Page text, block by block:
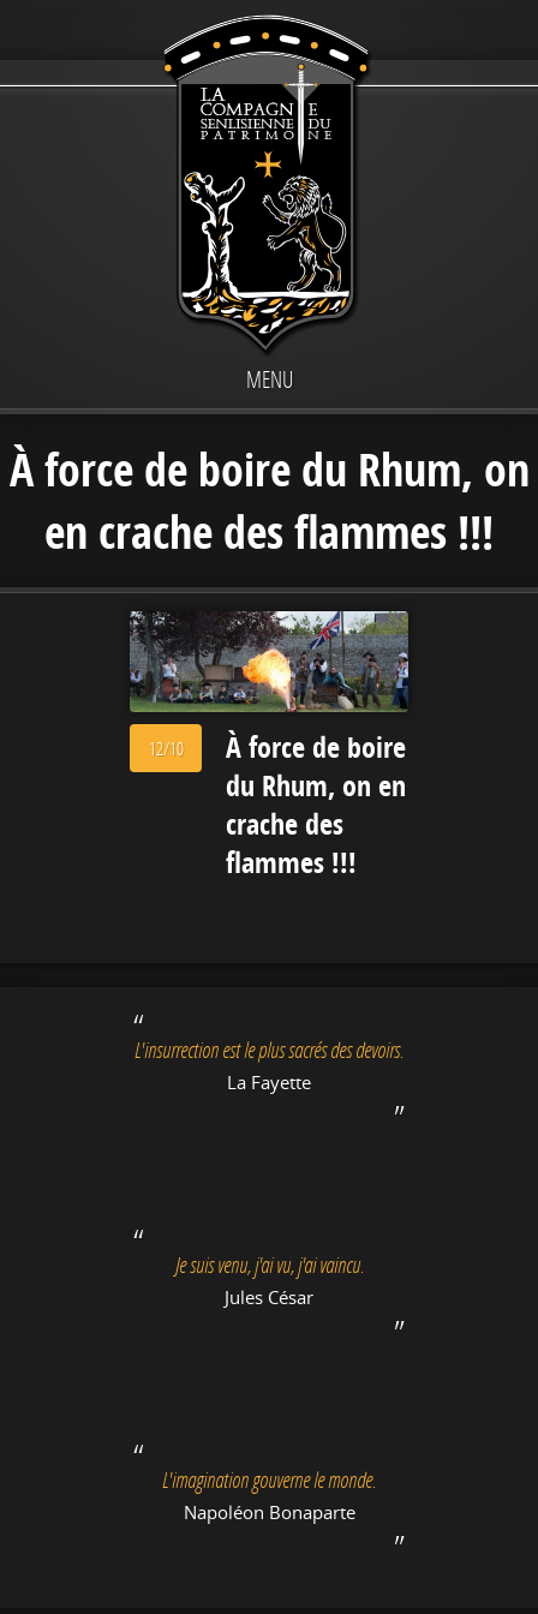
MENU
À force de boire du Rhum, on
en crache des flammes !!!
12/10
À force de boire
du Rhum, on en
crache des
flammes !!!
L'insurrection est le plus sacrés des devoirs.
La Fayette
Je suis venu, j'ai vu, j'ai vaincu.
Jules César
L'imagination gouverne le monde.
Napoléon Bonaparte